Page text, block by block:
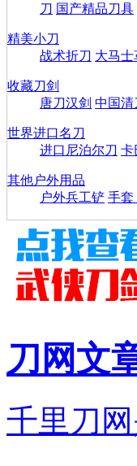
刀 国产精品刀具
精美小刀
战术折刀 大马士
收藏刀剑
唐刀汉剑 中国清
世界进口名刀
进口尼泊尔刀 卡
其他户外用品
户外兵工铲 手套
刀网文
千里刀